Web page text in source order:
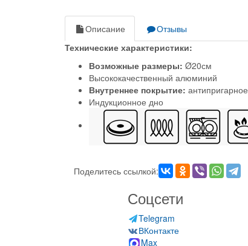
Описание
Отзывы
Технические характеристики:
Возможные размеры: Ø20см
Высококачественный алюминий
Внутреннее покрытие: антипригарное
Индукционное дно
Поделитесь ссылкой:
Соцсети
Telegram
ВКонтакте
Max